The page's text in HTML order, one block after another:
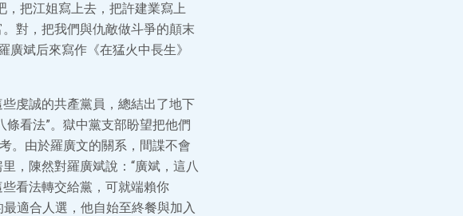
，把江姐寫上去，把許建業寫上
對，把我們與仇敵做斗爭的顛末
斌后來寫作《在猛火中長生》
虔誠的共產黨員，總結出了地下
看法”。獄中黨支部盼望把他們
。由於羅廣文的關系，間諜不會
，陳然對羅廣斌說：“廣斌，這八
看法轉交給黨，可就端賴你
適合人選，他自始至終餐與加入